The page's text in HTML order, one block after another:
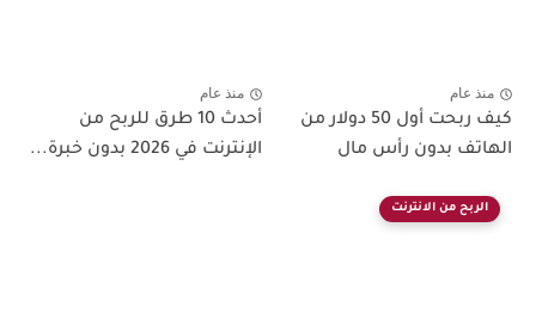
منذ عام
كيف ربحت أول 50 دولار من
الهاتف بدون رأس مال
منذ عام
أحدث 10 طرق للربح من
الإنترنت في 2026 بدون خبرة...
الربح من الانترنت